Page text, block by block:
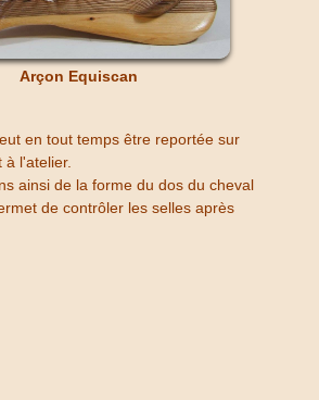
Arçon Equiscan
en tout temps être reportée sur
à l'atelier.
ainsi de la forme du dos du cheval
de contrôler les selles après